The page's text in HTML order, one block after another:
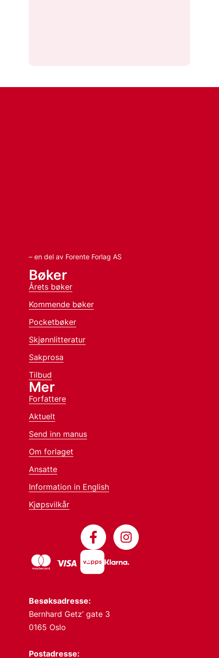
– en del av Forente Forlag AS
Besøksadresse:
Bernhard Getz’ gate 3
0165 Oslo
Postadresse:
Bøker
Årets bøker
Kommende bøker
Pocketbøker
Skjønnlitteratur
Sakprosa
Tilbud
Mer
Forfattere
Aktuelt
Send inn manus
Om forlaget
Ansatte
Information in English
Kjøpsvilkår